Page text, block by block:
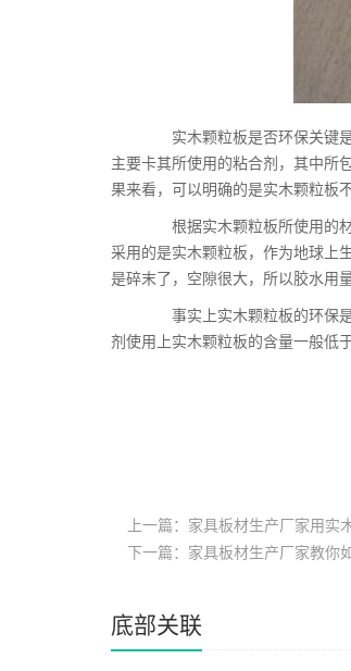
实木颗粒板是否环保关键是
主要卡其所使用的粘合剂，其中所
果来看，可以明确的是实木颗粒板
根据实木颗粒板所使用的材
采用的是实木颗粒板，作为地球上
是碎末了，空隙很大，所以胶水用
事实上实木颗粒板的环保是
剂使用上实木颗粒板的含量一般低
上一篇：家具板材生产厂家用实
下一篇：家具板材生产厂家教你
底部关联